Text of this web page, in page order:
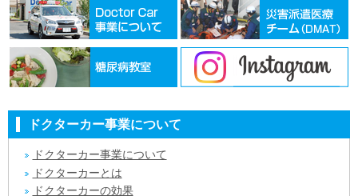
ドクターカー事業について
ドクターカー事業について
ドクターカーとは
ドクターカーの効果